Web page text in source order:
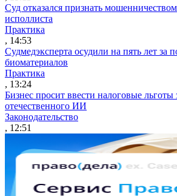
Суд отказался признать
исполлиста
Практика
, 14:53
Судмедэксперта осудили на пять лет за
биоматериалов
Практика
, 13:24
Бизнес просит ввести налоговые льготы
отечественного ИИ
Законодательство
, 12:51